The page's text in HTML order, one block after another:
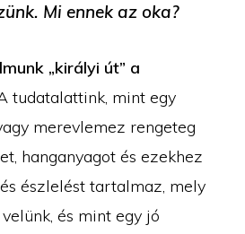
Mi ennek az oka?
„királyi út” a
tudatalattink, mint egy
merevlemez rengeteg
hanganyagot és ezekhez
észlelést tartalmaz, mely
és mint egy jó